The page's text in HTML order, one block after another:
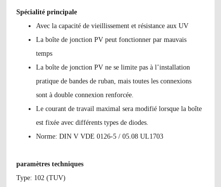
Spécialité principale
Avec la capacité de vieillissement et résistance aux UV
La boîte de jonction PV peut fonctionner par mauvais
temps
La boîte de jonction PV ne se limite pas à l’installation
pratique de bandes de ruban, mais toutes les connexions
sont à double connexion renforcée.
Le courant de travail maximal sera modifié lorsque la boîte
est fixée avec différents types de diodes.
Norme: DIN V VDE 0126-5 / 05.08 UL1703
paramètres techniques
Type: 102 (TUV)